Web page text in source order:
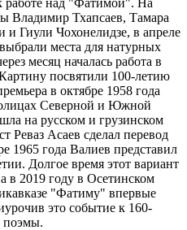
Владимир Тхапсаев, Тамара
и Гиули Чохонелидзе, в апреле
места для натурных
месяц началась работа в
посвятили 100-летию
в октябре 1958 года
Северной и Южной
на русском и грузинском
Реваз Асаев сделал перевод
1965 года Валиев представил
Долгое время этот вариант
в 2019 году в Осетинском
"Фатиму" впервые
это событие к 160-
поэмы.